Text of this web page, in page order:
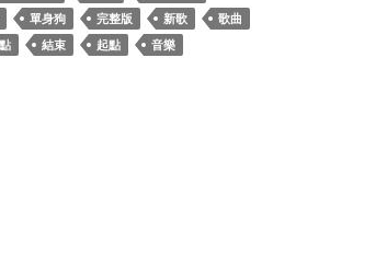
單身狗 完整版 新歌
歌曲
結束 起點 音樂